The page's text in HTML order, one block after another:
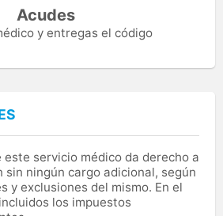
Acudes
y entregas el código
este servicio médico da derecho a
sin ningún cargo adicional, según
y exclusiones del mismo. En el
los impuestos